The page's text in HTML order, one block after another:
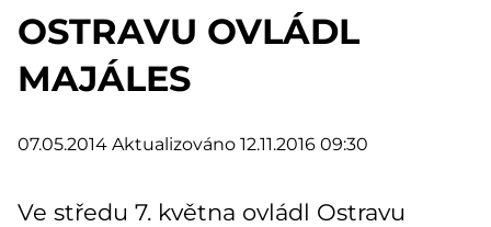
OSTRAVU OVLÁDL
MAJÁLES
07.05.2014 Aktualizováno 12.11.2016 09:30
Ve středu 7. května ovládl Ostravu